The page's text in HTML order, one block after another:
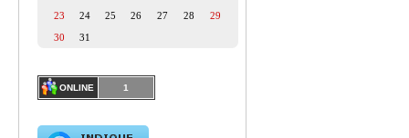
23
24 25 26 27 28
29
30
31
ONLINE 1